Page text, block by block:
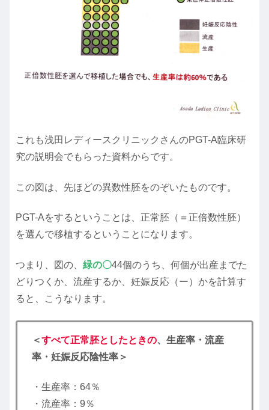
これも浅田レディースクリニックさんのPGT-A臨床研
究の説明会でもらった資料からです。
この図は、先ほどの異数性胚をのぞいたものです。
PGT-Aをするということは、正常胚（＝正倍数性胚）
を選んで移植するということになります。
つまり、図の、 緑の〇44個のうち、何個が出産までた
どりつくか、流産するか、妊娠反応（ー）かを計算す
ると、こうなります。
＜すべて正常胚としたときの、生産率・流産
率・妊娠反応陰性率＞
・生産率：64％
・流産率：9％